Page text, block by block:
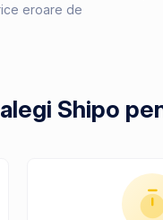
eroare de
Shipo